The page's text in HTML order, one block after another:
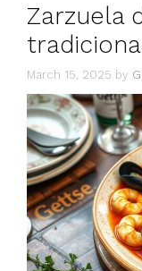
Zarzuela
March 15, 2025 by